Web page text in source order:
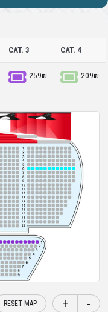
CAT. 3 CAT. 4
259₪ 209₪
RESET MAP + -